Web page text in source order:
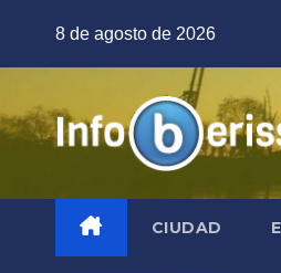
8 de agosto de 2026
CIUDAD